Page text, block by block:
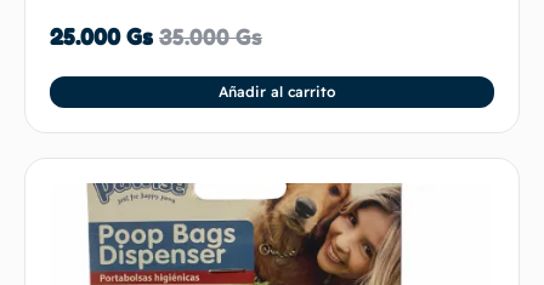
35.000Gs
25.000Gs
Añadir al carrito